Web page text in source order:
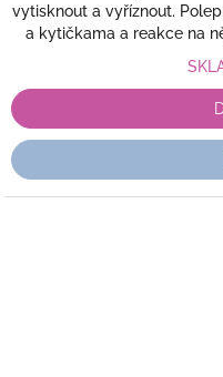
vytisknout a vyříznout.
a kytičkama a reakce na